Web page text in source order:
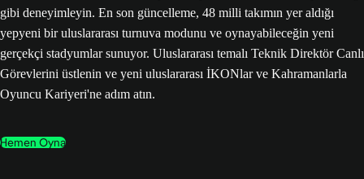
gibi deneyimleyin. En son güncelleme, 48 milli takımın yer aldığı
yepyeni bir uluslararası turnuva modunu ve oynayabileceğin yeni
gerçekçi stadyumlar sunuyor. Uluslararası temalı Teknik Direktör Canlı
Görevlerini üstlenin ve yeni uluslararası İKONlar ve Kahramanlarla
Oyuncu Kariyeri'ne adım atın.
Hemen Oyna